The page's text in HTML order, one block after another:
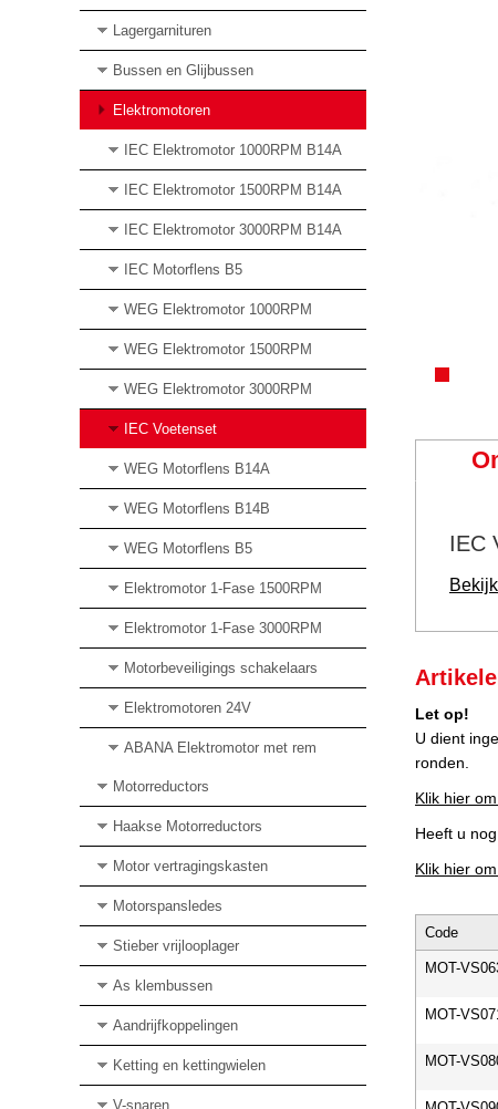
Lagergarnituren
Bussen en Glijbussen
Elektromotoren
IEC Elektromotor 1000RPM B14A
IEC Elektromotor 1500RPM B14A
IEC Elektromotor 3000RPM B14A
IEC Motorflens B5
WEG Elektromotor 1000RPM
WEG Elektromotor 1500RPM
WEG Elektromotor 3000RPM
IEC Voetenset
WEG Motorflens B14A
WEG Motorflens B14B
WEG Motorflens B5
Elektromotor 1-Fase 1500RPM
Elektromotor 1-Fase 3000RPM
Motorbeveiligings schakelaars
Elektromotoren 24V
ABANA Elektromotor met rem
Motorreductors
Haakse Motorreductors
Motor vertragingskasten
Motorspansledes
Stieber vrijlooplager
As klembussen
Aandrijfkoppelingen
Ketting en kettingwielen
V-snaren
IEC
Let op!
U dient
ronden.
Klik hier
Heeft u
Klik hier
Code
MOT-
MOT-
MOT-